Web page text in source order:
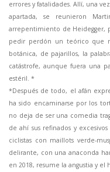
errores y fatalidades. Allí, una
apartada, se reunieron
arrepentimiento de
pedir perdón un teórico que
botánica, de pajarillos, la
catástrofe, aunque fuera una
estéril. *
*Después de todo, el afán
ha sido encaminarse por los
no deja de ser una comedia
de ahí sus refinados y
ciclistas con maillots verde-
delirante, con una anaconda
en 2018, resume la angustia y